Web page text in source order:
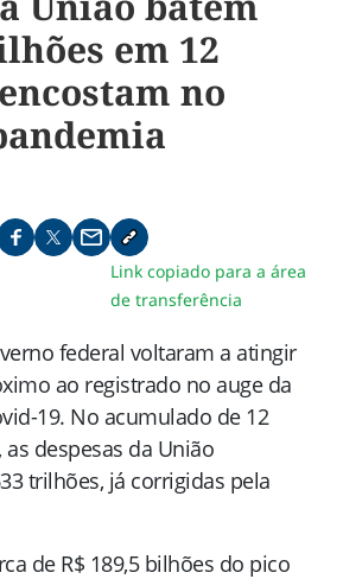
em 12
no
pelo whatsapp
Compartilhar no facebook
Compartilhar no twitter
Compartilhe pelo email
Copiar link da notícia
Link copiado para a área
de transferência
federal voltaram a atingir
ao registrado no auge da
19. No acumulado de 12
despesas da União
trilhões, já corrigidas pela
de R$ 189,5 bilhões do pico